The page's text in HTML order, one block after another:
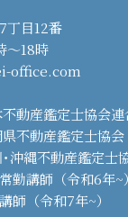
丁目12番
～18時
office.com
動産鑑定士協会連
不動産鑑定士協会
沖縄不動産鑑定士
講師（令和6年~）
（令和7年~）